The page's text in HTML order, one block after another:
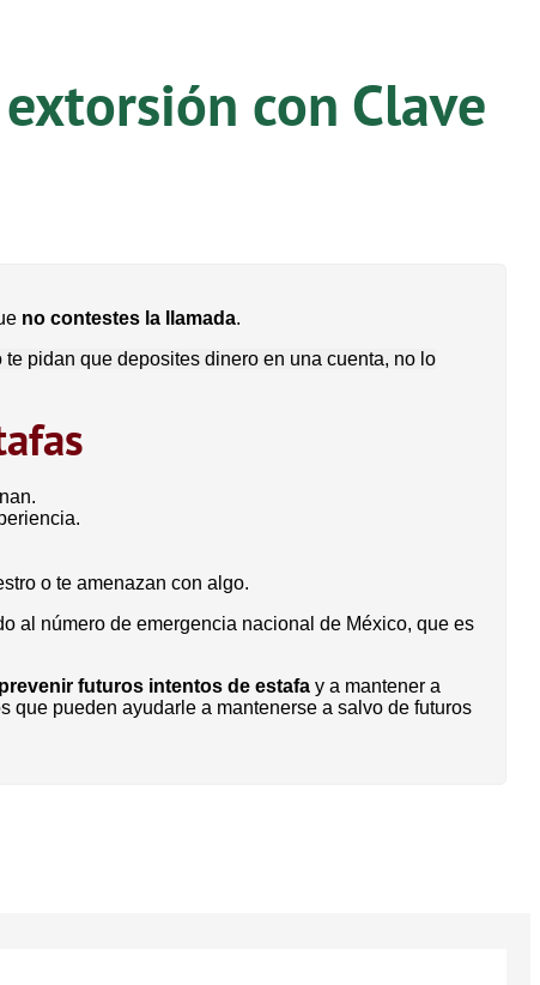
con Clave
no contestes la llamada.
pidan que deposites dinero en una cuenta, no lo
o te amenazan con algo.
al número de emergencia nacional de México, que es
futuros intentos de estafa y a mantener a
que pueden ayudarle a mantenerse a salvo de futuros